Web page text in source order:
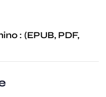
: (EPUB, PDF,